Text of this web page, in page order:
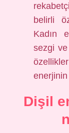
belirli
Kadın
sezgi ve
Dişil